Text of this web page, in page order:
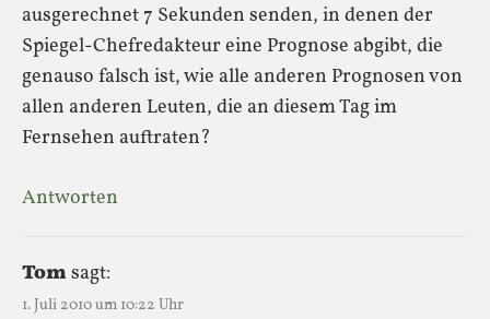
ausgerechnet 7 Sekunden senden, in denen der
Spiegel-Chefredakteur eine Prognose abgibt, die
genauso falsch ist, wie alle anderen Prognosen von
allen anderen Leuten, die an diesem Tag im
Fernsehen auftraten?
Antworten
Tomsagt:
1. Juli 2010 um 10:22 Uhr